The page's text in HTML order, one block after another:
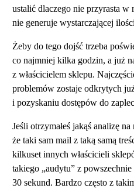
ustalić dlaczego nie przyrasta w
nie generuje wystarczającej
Żeby do tego dojść trzeba
co najmniej kilka godzin, a już
z właścicielem sklepu.
problemów zostaje odkrytych
i pozyskaniu dostępów do
Jeśli otrzymałeś jakąś analizę
że taki sam mail z taką samą
kilkuset innych właścicieli
takiego „audytu” z
30 sekund. Bardzo często z